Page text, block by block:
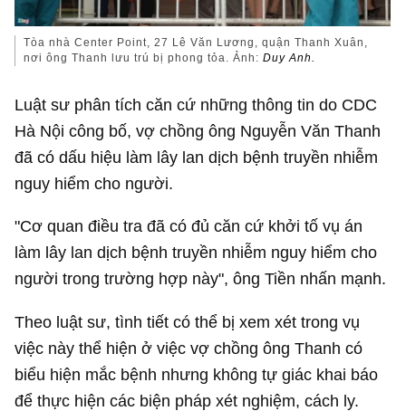
Tòa nhà Center Point, 27 Lê Văn Lương, quận Thanh Xuân,
nơi ông Thanh lưu trú bị phong tỏa. Ảnh:Duy Anh.
Luật sư phân tích căn cứ những thông tin do CDC
Hà Nội công bố, vợ chồng ông Nguyễn Văn Thanh
đã có dấu hiệu làm lây lan dịch bệnh truyền nhiễm
nguy hiểm cho người.
"Cơ quan điều tra đã có đủ căn cứ khởi tố vụ án
làm lây lan dịch bệnh truyền nhiễm nguy hiểm cho
người trong trường hợp này", ông Tiền nhấn mạnh.
Theo luật sư, tình tiết có thể bị xem xét trong vụ
việc này thể hiện ở việc vợ chồng ông Thanh có
biểu hiện mắc bệnh nhưng không tự giác khai báo
để thực hiện các biện pháp xét nghiệm, cách ly.